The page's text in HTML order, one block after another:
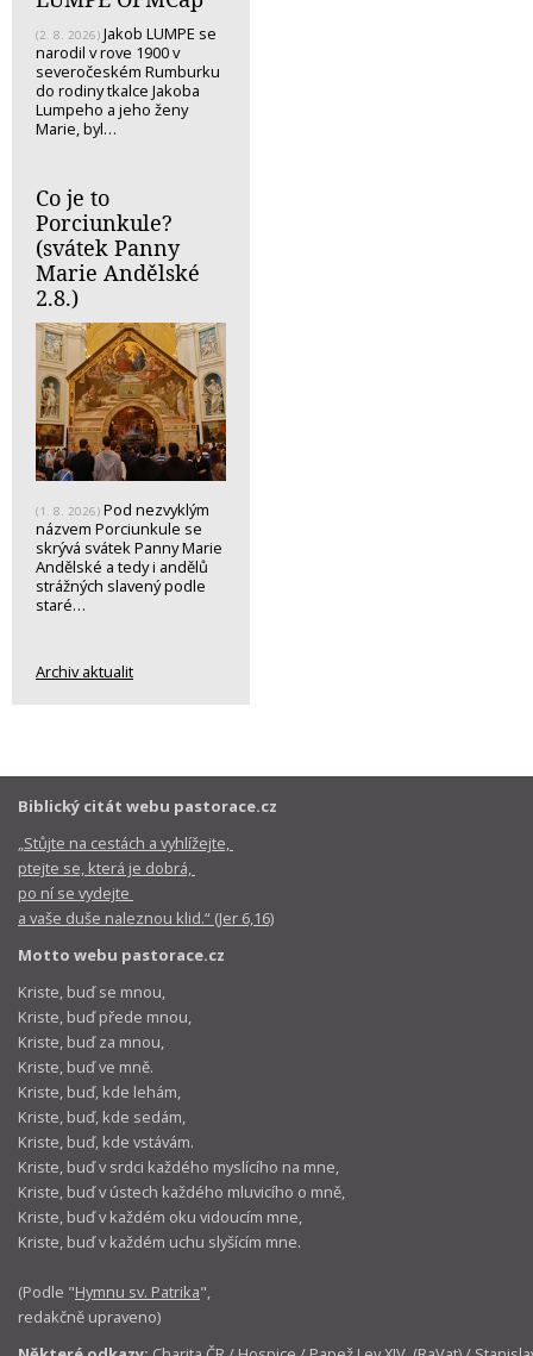
(2. 8. 2026) Jakob LUMPE se
narodil v rove 1900 v
severočeském Rumburku
do rodiny tkalce Jakoba
Lumpeho a jeho ženy
Marie, byl…
Co je to
Porciunkule?
(svátek Panny
Marie Andělské
2.8.)
(1. 8. 2026) Pod nezvyklým
názvem Porciunkule se
skrývá svátek Panny Marie
Andělské a tedy i andělů
strážných slavený podle
staré…
Archiv aktualit
Biblický citát webu pastorace.cz
„Stůjte na cestách a vyhlížejte,
ptejte se, která je dobrá,
po ní se vydejte
a vaše duše naleznou klid.“ (Jer 6,16)
Motto webu pastorace.cz
Kriste, buď se mnou,
Kriste, buď přede mnou,
Kriste, buď za mnou,
Kriste, buď ve mně.
Kriste, buď, kde lehám,
Kriste, buď, kde sedám,
Kriste, buď, kde vstávám.
Kriste, buď v srdci každého myslícího na mne,
Kriste, buď v ústech každého mluvicího o mně,
Kriste, buď v každém oku vidoucím mne,
Kriste, buď v každém uchu slyšícím mne.
(Podle "Hymnu sv. Patrika",
redakčně upraveno)